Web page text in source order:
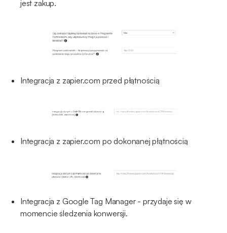
jest zakup.
Integracja z zapier.com przed płątnością
Integracja z zapier.com po dokonanej płątnością
Integracja z Google Tag Manager - przydaje się w
momencie śledzenia konwersji.